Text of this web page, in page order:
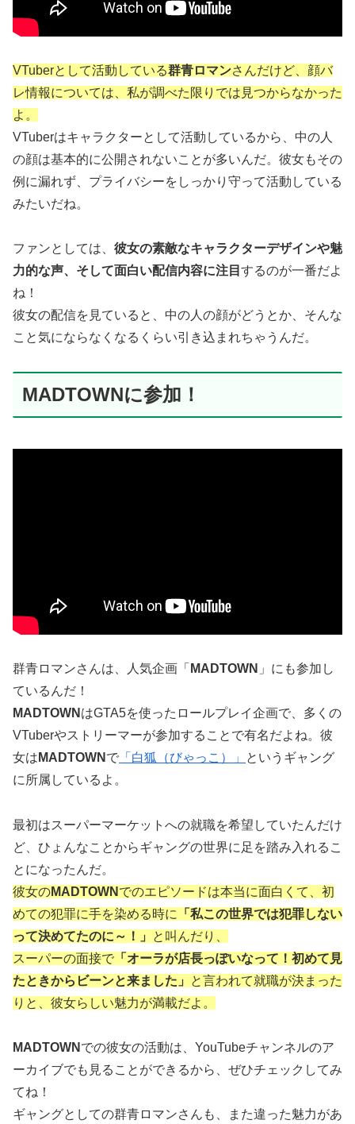
VTuberとして活動している群青ロマンさんだけど、 顔バ
レ情報については、私が調べた限りでは 見つからなかった
よ。
VTuberはキャラクターとして活動しているから、中の人
の顔は基本的に公開されないことが多いんだ。彼女もその
例に漏れず、プライバシーをしっかり守って活動している
みたいだね。
ファンとしては、 彼女の素敵なキャラクターデザインや魅
力的な声、そして面白い配信内容に注目 するのが一番だよ
ね！
彼女の配信を見ていると、中の人の顔がどうとか、そんな
こと気にならなくなるくらい引き込まれちゃうんだ。
MADTOWNに参加！
群青ロマンさんは、人気企画「 MADTOWN 」にも参加し
ているんだ！
MADTOWN はGTA5を使ったロールプレイ企画で、多くの
VTuberやストリーマーが参加することで有名だよね。彼
女は MADTOWN で 「白狐（びゃっこ）」
というギャング
に所属しているよ。
最初はスーパーマーケットへの就職を希望していたんだけ
ど、ひょんなことからギャングの世界に足を踏み入れるこ
とになったんだ。
彼女のMADTOWN でのエピソードは本当に面白くて、初
めての犯罪に手を染める時に
「私この世界では犯罪しない
って決めてたのに～！」
と叫んだり、
スーパーの面接で 「オーラが店長っぽいなって！初めて見
たときからビーンと来ました」
と言われて就職が決まった
りと、彼女らしい魅力が満載だよ。
MADTOWN での彼女の活動は、YouTubeチャンネルのア
ーカイブでも見ることができるから、ぜひチェックしてみ
てね！
ギャングとしての群青ロマンさんも、また違った魅力があ